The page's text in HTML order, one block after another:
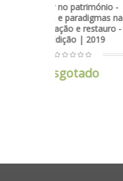
Ciência e
materiais -
2015